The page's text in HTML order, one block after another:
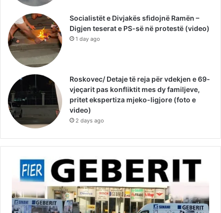
Socialistët e Divjakës sfidojnë Ramën –
Digjen teserat e PS-së në protestë (video)
1 day ago
Roskovec/ Detaje të reja për vdekjen e 69-
vjeçarit pas konfliktit mes dy familjeve,
pritet ekspertiza mjeko-ligjore (foto e
video)
2 days ago